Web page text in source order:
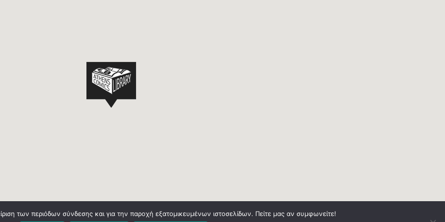
των περιόδων σύνδεσης και για την παροχή εξατομικευμένων ιστοσελίδων. Πείτε μας αν συμφωνείτε!